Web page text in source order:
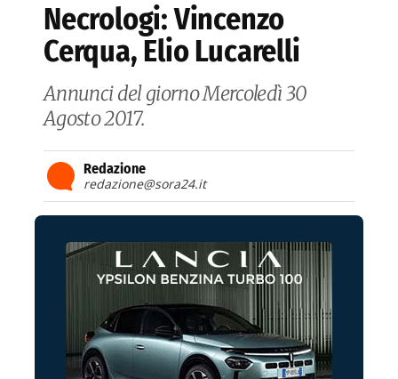
Necrologi: Vincenzo
Cerqua, Elio Lucarelli
Annunci del giorno Mercoledì 30
Agosto 2017.
Redazione
redazione@sora24.it